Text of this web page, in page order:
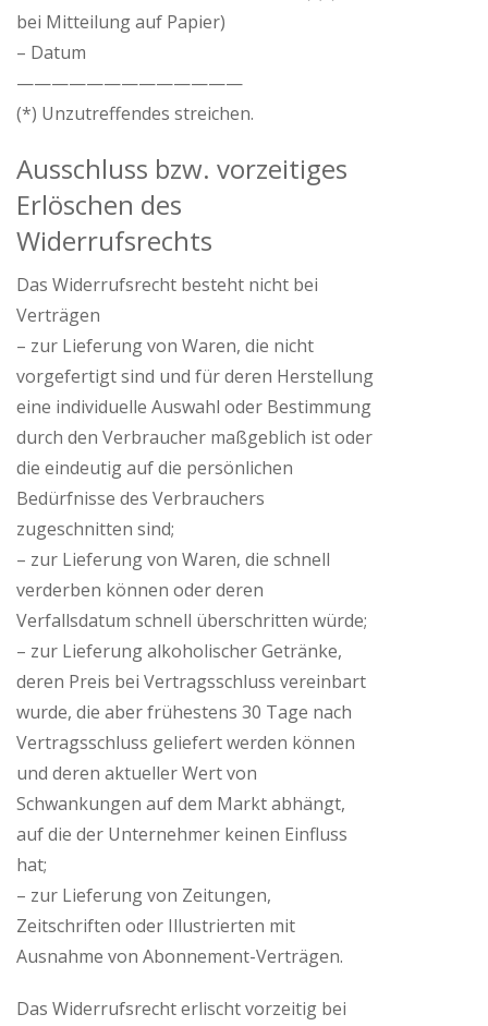
bei Mitteilung auf Papier)
– Datum
—————————————
(*) Unzutreffendes streichen.
Ausschluss bzw. vorzeitiges
Erlöschen des
Widerrufsrechts
Das Widerrufsrecht besteht nicht bei
Verträgen
– zur Lieferung von Waren, die nicht
vorgefertigt sind und für deren Herstellung
eine individuelle Auswahl oder Bestimmung
durch den Verbraucher maßgeblich ist oder
die eindeutig auf die persönlichen
Bedürfnisse des Verbrauchers
zugeschnitten sind;
– zur Lieferung von Waren, die schnell
verderben können oder deren
Verfallsdatum schnell überschritten würde;
– zur Lieferung alkoholischer Getränke,
deren Preis bei Vertragsschluss vereinbart
wurde, die aber frühestens 30 Tage nach
Vertragsschluss geliefert werden können
und deren aktueller Wert von
Schwankungen auf dem Markt abhängt,
auf die der Unternehmer keinen Einfluss
hat;
– zur Lieferung von Zeitungen,
Zeitschriften oder Illustrierten mit
Ausnahme von Abonnement-Verträgen.
Das Widerrufsrecht erlischt vorzeitig bei